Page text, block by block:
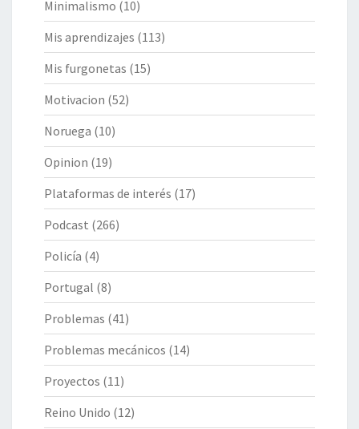
Minimalismo (10)
Mis aprendizajes (113)
Mis furgonetas (15)
Motivacion (52)
Noruega (10)
Opinion (19)
Plataformas de interés (17)
Podcast (266)
Policía (4)
Portugal (8)
Problemas (41)
Problemas mecánicos (14)
Proyectos (11)
Reino Unido (12)